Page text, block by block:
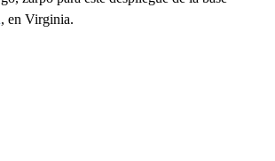
, en Virginia.